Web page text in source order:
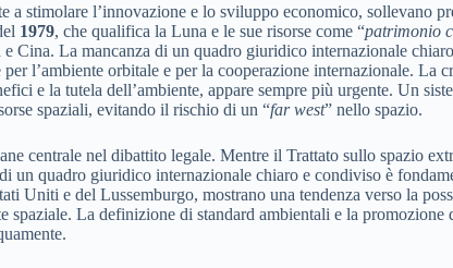
a stimolare l’innovazione e lo sviluppo economico, sollevano
1979, che qualifica la Luna e le sue risorse come “patrimonio
Cina. La mancanza di un quadro giuridico internazionale
l’ambiente orbitale e per la cooperazione internazionale. La
e la tutela dell’ambiente, appare sempre più urgente. Un
spaziali, evitando il rischio di un “far west” nello spazio.
centrale nel dibattito legale. Mentre il Trattato sullo spazio
un quadro giuridico internazionale chiaro e condiviso è
Uniti e del Lussemburgo, mostrano una tendenza verso la
spaziale. La definizione di standard ambientali e la